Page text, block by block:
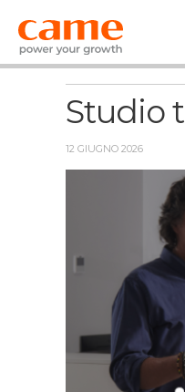
News
Studio
12 GIUGNO 2026